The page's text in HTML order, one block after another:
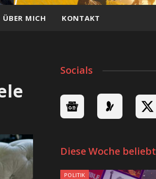
ÜBER MICH KONTAKT
Socials
Diese Woche beliebt
POLITIK